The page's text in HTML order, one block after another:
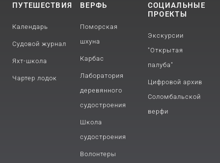
ПУТЕШЕСТВИЯ
Календарь
Судовой журнал
Яхт-школа
Чартер лодок
ВЕРФЬ
Поморская
шхуна
Карбас
Лаборатория
деревянного
судостроения
Школа
судостроения
Волонтеры
СОЦИАЛЬНЫЕ
ПРОЕКТЫ
Экскурсии
"Открытая
палуба"
Цифровой архив
Соломбальской
верфи